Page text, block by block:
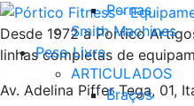
Pernas
Smith Machines
Peso Livre
ARTICULADOS
Braços
Desde 1972 a Portico
linhas completas de
Av. Adelina Piffer Tega, 01,